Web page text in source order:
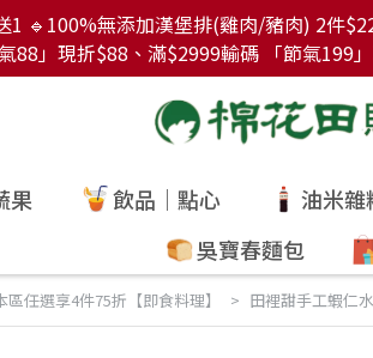
1 🔹100%無添加漢堡排(雞肉/豬肉) 2件
88」現折$88、滿$2999輸碼 「節氣199
果 飲品｜點心 油米雜
吳寶春麵包
區任選享4件75折【即食料理】 田裡甜手工蝦仁